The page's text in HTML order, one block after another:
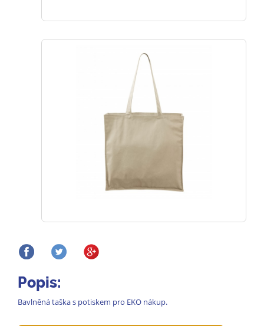
Popis:
Bavlněná taška s potiskem pro EKO nákup.